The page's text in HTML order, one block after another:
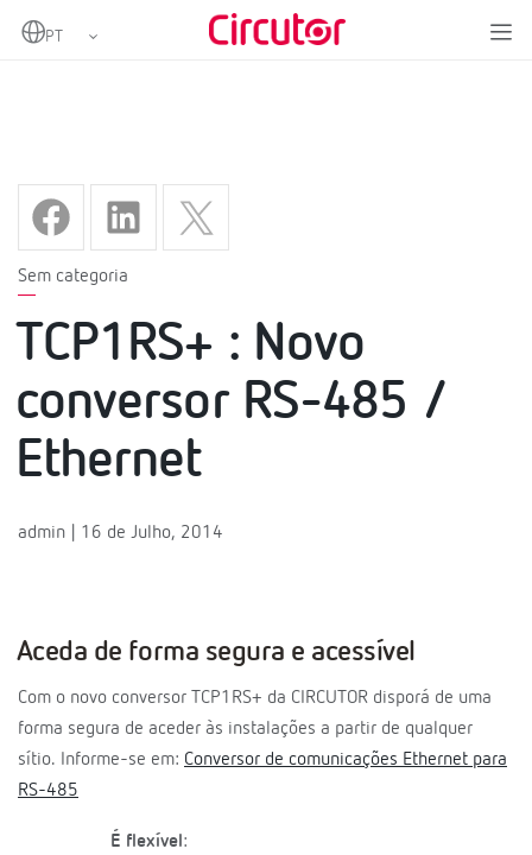
Home TCP1RS+ : Novo conversor RS-485 / Ethernet
Sem categoria
TCP1RS+ : Novo
conversor RS-485 /
Ethernet
admin | 16 de Julho, 2014
Aceda de forma segura e acessível
Com o novo conversor TCP1RS+ da CIRCUTOR disporá de uma
forma segura de aceder às instalações a partir de qualquer
sítio. Informe-se em: Conversor de comunicações Ethernet para
RS-485
É flexível: